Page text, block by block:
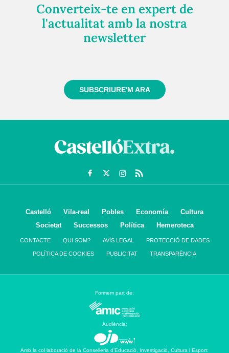
Converteix-te en expert de
l'actualitat amb la nostra
newsletter
SUBSCRIURE'M ARA
Castelló Vila-real Pobles Economía
Cultura
Societat
Successos Política Hemeroteca
CONTACTE QUI SOM? AVÍS LEGAL PROTECCIÓ DE DADES
POLÍTICA DE COOKIES PUBLICITAT TRANSPARÈNCIA
Formem part de:
Audiència:
Amb la col·laboració de la Conselleria d’Educació, Investigació, Cultura i Esport: